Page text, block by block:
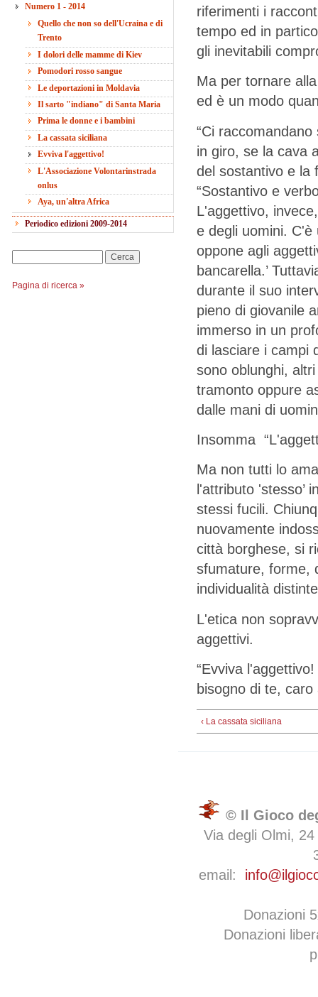
Numero 1 - 2014
Quello che non so dell'Ucraina e di
Trento
I dolori delle mamme di Kiev
Pomodori rosso sangue
Le deportazioni in Moldavia
Il sarto "indiano" di Santa Maria
Prima le donne e i bambini
La cassata siciliana
Evviva l'aggettivo!
L'Associazione Volontarinstrada
onlus
Aya, un'altra Africa
Periodico edizioni 2009-2014
Pagina di ricerca »
riferimenti i
tempo ed in
gli inevitabili
Ma per tornare
ed è un modo
“Ci
in giro, se la cava
del sostantivo e la
“Sostantivo e
L'aggettivo,
e degli uomini.
oppone agli
bancarella.’
durante il suo
pieno di giovanile
immerso in un
di lasciare i campi
sono oblunghi,
tramonto oppure
dalle mani di
Insomma
Ma non tutti lo
l'attributo 'stesso’
stessi fucili.
nuovamente
città borghese, si
sfumature, forme,
individualità
L'etica non
aggettivi.
“Evviva
bisogno di te,
‹ La cassata siciliana
© Il Gioco
Via degli Olmi,
email:
Donazioni
Donazioni